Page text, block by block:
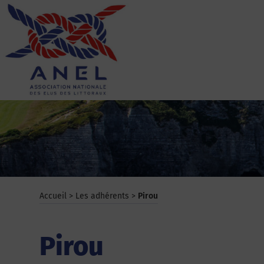
Aller
contenu
ANEL
Accueil > Les adhérents > Pirou
Pirou